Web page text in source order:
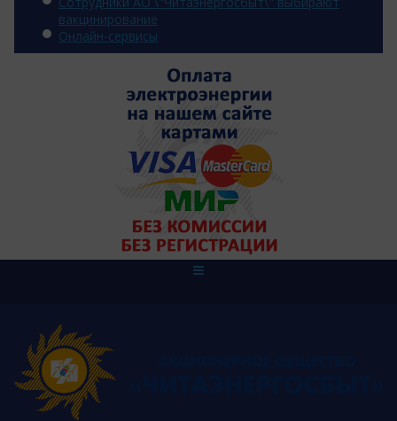
вакцинирование
Онлайн-сервисы